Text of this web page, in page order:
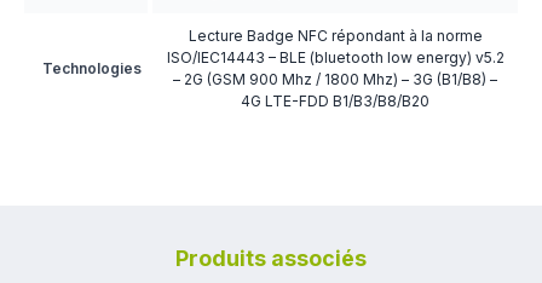
Technologies
Lecture Badge NFC répondant à la norme
ISO/IEC14443 – BLE (bluetooth low energy) v5.2
– 2G (GSM 900 Mhz / 1800 Mhz) – 3G (B1/B8) –
4G LTE-FDD B1/B3/B8/B20
Produits associés